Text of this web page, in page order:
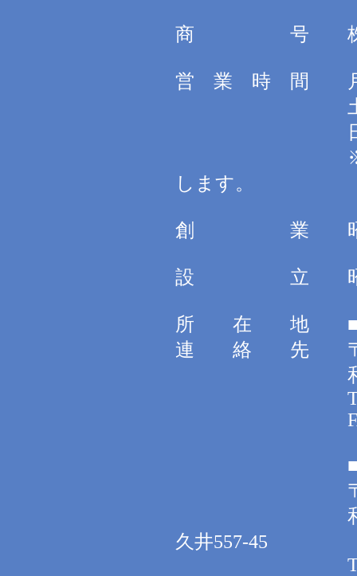
商 号 株式会
営 業 時 間 月曜
土曜
日・祝日休
※緊急時、
します。
創 業 昭和
設 立 昭和
所 在 地 ■
連 絡 先 〒
和歌山県新
TEL
FAX
■宇久井
〒649-
和歌山県東
久井557-45
TEL